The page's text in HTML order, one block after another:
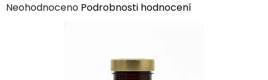
Průměrné
Neohodnoceno Podrobnosti hodnocení